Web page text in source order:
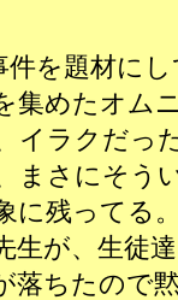
を題材に
集めたオム
イラクだっ
まさにそう
に残ってる
生が、生徒
落ちたので